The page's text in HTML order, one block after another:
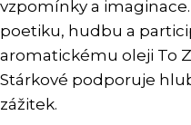
vzpomínky a
poetiku, hudbu a
aromatickému oleji To
Stárkové podporuje
zážitek.